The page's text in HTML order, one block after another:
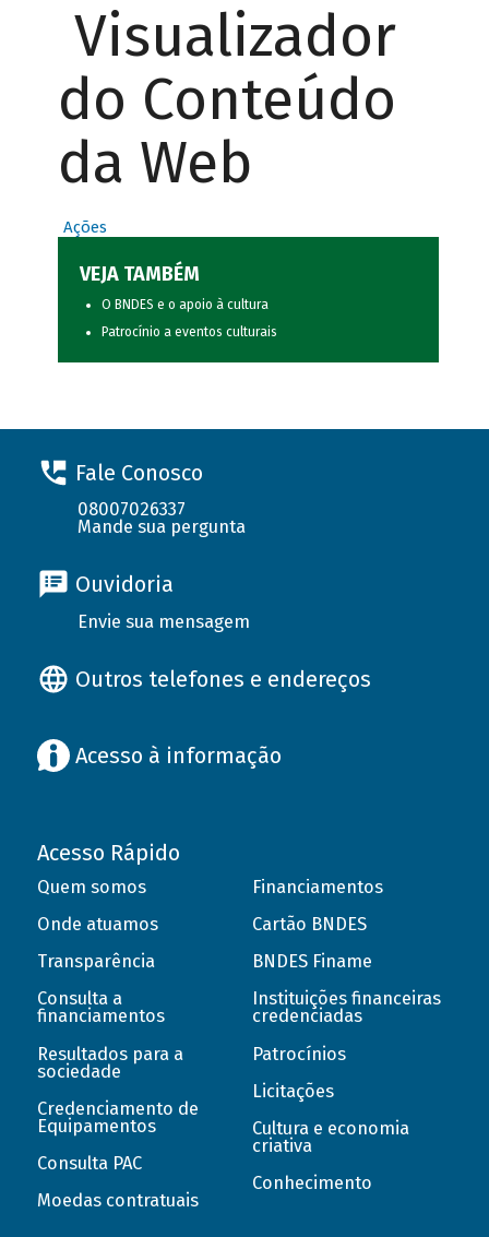
Visualizador
do Conteúdo
da Web
Ações
VEJA TAMBÉM
O BNDES e o apoio à cultura
Patrocínio a eventos culturais
Fale Conosco
08007026337
Mande sua pergunta
Ouvidoria
Envie sua mensagem
Outros telefones e endereços
Acesso à informação
Acesso Rápido
Quem somos
Onde atuamos
Transparência
Consulta a
financiamentos
Resultados para a
sociedade
Credenciamento de
Equipamentos
Consulta PAC
Moedas contratuais
Financiamentos
Cartão BNDES
BNDES Finame
Instituições financeiras
credenciadas
Patrocínios
Licitações
Cultura e economia
criativa
Conhecimento